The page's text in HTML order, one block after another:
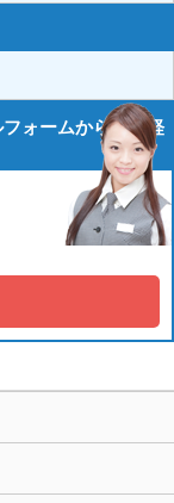
フォームからお気軽